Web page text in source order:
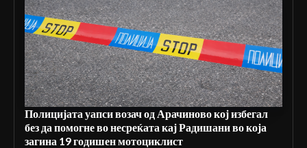
Полицијата уапси возач од Арачиново кој избегал
без да помогне во несреќата кај Радишани во која
загина 19 годишен мотоциклист